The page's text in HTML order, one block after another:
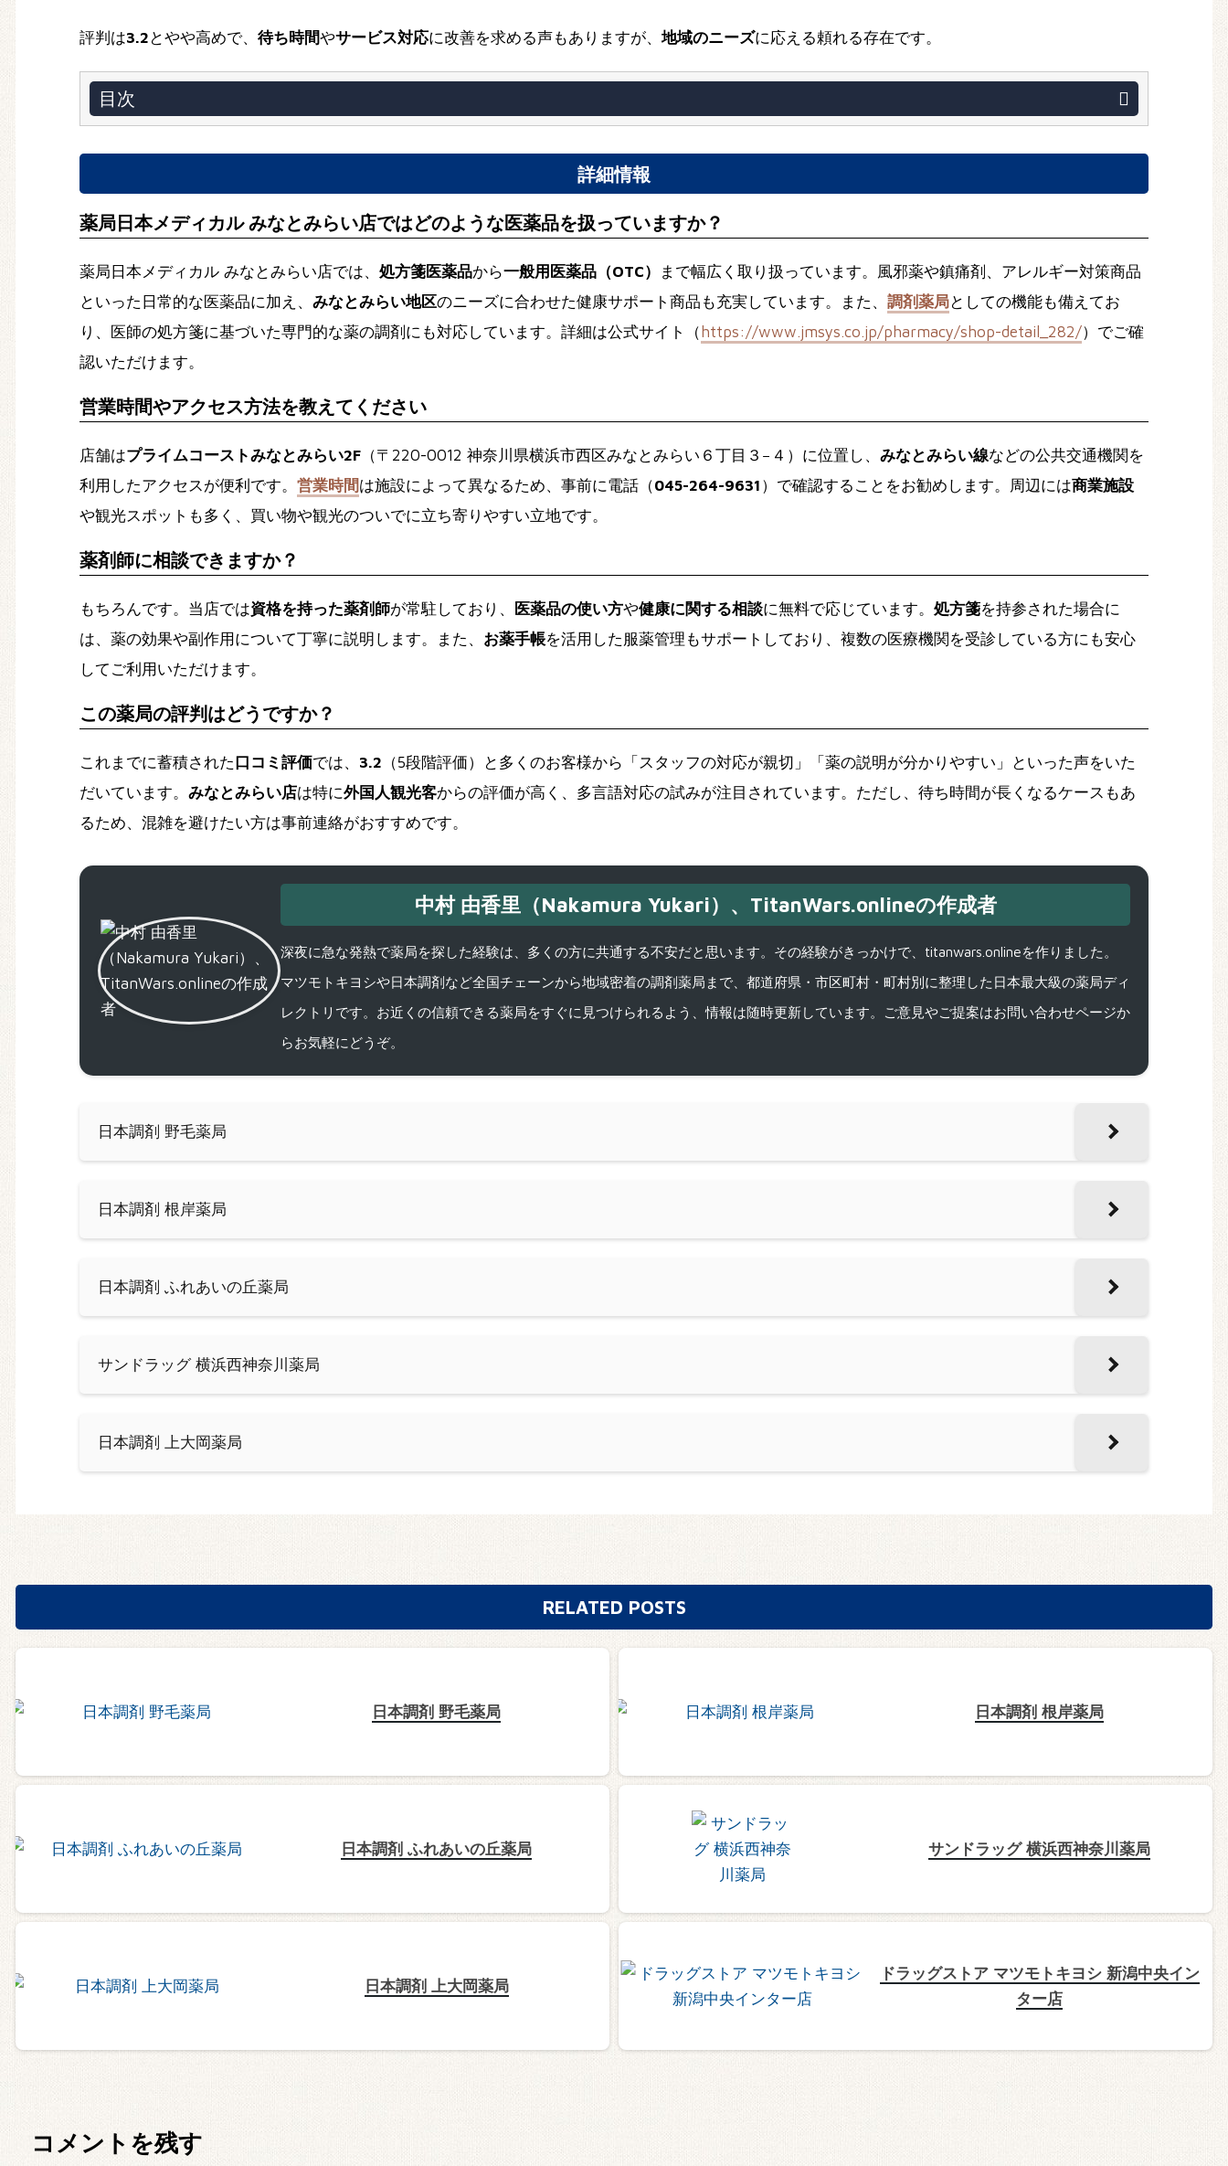
評判は3.2 とやや高めで、 待ち時間やサービス対応に改善を求める声もありますが、 地域のニーズに応える頼れる存在です。
目次
詳細情報
薬局日本メディカル みなとみらい店ではどのような医薬品を扱っていますか？
薬局日本メディカル みなとみらい店では、 処方箋医薬品から一般用医薬品（OTC）
まで幅広く取り扱っています。風邪薬や鎮痛剤、アレルギー対策商品
といった日常的な医薬品に加え、 みなとみらい地区のニーズに合わせた健康サポート商品も充実しています。また、 調剤薬局としての機能も備えてお
り、医師の処方箋に基づいた専門的な薬の調剤にも対応しています。詳細は公式サイト（https://www.jmsys.co.jp/pharmacy/shop-detail_282/）でご確
認いただけます。
営業時間やアクセス方法を教えてください
店舗はプライムコーストみなとみらい2F （〒220-0012 神奈川県横浜市西区みなとみらい６丁目３−４）に位置し、 みなとみらい線などの公共交通機関を
利用したアクセスが便利です。 営業時間は施設によって異なるため、事前に電話（045-264-9631 ）で確認することをお勧めします。周辺には商業施設
や観光スポットも多く、買い物や観光のついでに立ち寄りやすい立地です。
薬剤師に相談できますか？
もちろんです。当店では資格を持った薬剤師が常駐しており、 医薬品の使い方や健康に関する相談に無料で応じています。 処方箋を持参された場合に
は、薬の効果や副作用について丁寧に説明します。また、 お薬手帳を活用した服薬管理もサポートしており、複数の医療機関を受診している方にも安心
してご利用いただけます。
この薬局の評判はどうですか？
これまでに蓄積された口コミ評価では、 3.2 （5段階評価）と多くのお客様から「スタッフの対応が親切」「薬の説明が分かりやすい」といった声をいた
だいています。 みなとみらい店は特に外国人観光客からの評価が高く、多言語対応の試みが注目されています。ただし、待ち時間が長くなるケースもあ
るため、混雑を避けたい方は事前連絡がおすすめです。
中村 由香里（Nakamura Yukari）、TitanWars.onlineの作成者
深夜に急な発熱で薬局を探した経験は、多くの方に共通する不安だと思います。その経験がきっかけで、titanwars.onlineを作りました。
マツモトキヨシや日本調剤など全国チェーンから地域密着の調剤薬局まで、都道府県・市区町村・町村別に整理した日本最大級の薬局ディ
レクトリです。お近くの信頼できる薬局をすぐに見つけられるよう、情報は随時更新しています。ご意見やご提案はお問い合わせページか
らお気軽にどうぞ。
日本調剤 野毛薬局
日本調剤 根岸薬局
日本調剤 ふれあいの丘薬局
サンドラッグ 横浜西神奈川薬局
日本調剤 上大岡薬局
RELATED POSTS
日本調剤 野毛薬局 日本調剤 根岸薬局
日本調剤 ふれあいの丘薬局 サンドラッグ 横浜西神奈川薬局
日本調剤 上大岡薬局
ドラッグストア マツモトキヨシ 新潟中央イン
ター店
コメントを残す